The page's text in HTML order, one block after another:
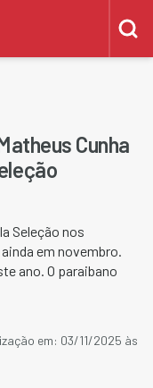
Cunha
Seleção nos
em novembro.
ano. O paraibano
em: 03/11/2025 às